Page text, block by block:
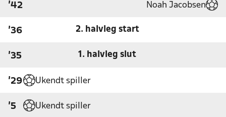
'42 Noah Jacobsen
'36 2. halvleg start
'35 1. halvleg slut
'29 Ukendt spiller
'5 Ukendt spiller